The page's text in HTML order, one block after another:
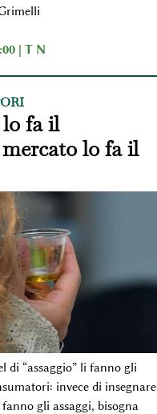
| T N
fa il
lo fa il
di “assaggio” li fanno gli
invece di insegnare
gli assaggi, bisogna